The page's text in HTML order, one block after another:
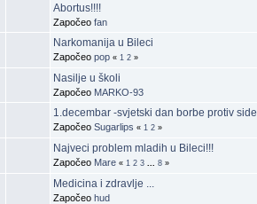
Abortus!!!!
Započeofan
Narkomanija u Bileci
Započeopop « 1 2 »
Nasilje u školi
Započeo MARKO-93
1.decembar -svjetski dan borbe protiv side
ZapočeoSugarlips « 1 2 »
Najveci problem mladih u Bileci!!!
Započeo Mare « 1 2 3 ...8 »
Medicina i zdravlje ...
Započeohud